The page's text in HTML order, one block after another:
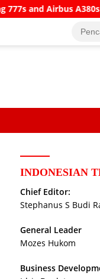
Understanding
INDONESIAN
Chief Editor:
Stephanus S Budi
General Leader
Mozes Hukom
Business